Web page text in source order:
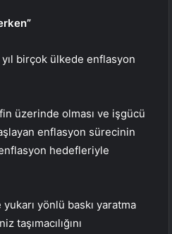
birçok ülkede enflasyon
üzerinde olması ve işgücü
enflasyon sürecinin
hedefleriyle
yönlü baskı yaratma
taşımacılığını